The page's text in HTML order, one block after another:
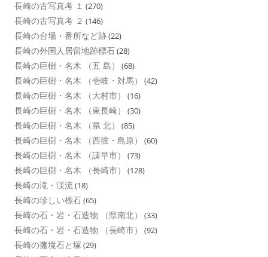
長崎の古写真考 １ (270)
長崎の古写真考 ２ (146)
長崎の台場・番所など跡(22)
長崎の外国人居留地跡標石(28)
長崎の巨樹・名木 （五 島） (68)
長崎の巨樹・名木 （壱岐・対馬） (42)
長崎の巨樹・名木 （大村市） (16)
長崎の巨樹・名木 （東長崎） (30)
長崎の巨樹・名木 （県 北） (85)
長崎の巨樹・名木 （西彼・島原） (60)
長崎の巨樹・名木 （諌早市） (73)
長崎の巨樹・名木 （長崎市） (128)
長崎の滝・渓流(18)
長崎の珍しい標石(65)
長崎の石・岩・石造物 （県南北） (33)
長崎の石・岩・石造物 （長崎市） (92)
長崎の藩境石と塚 (29)